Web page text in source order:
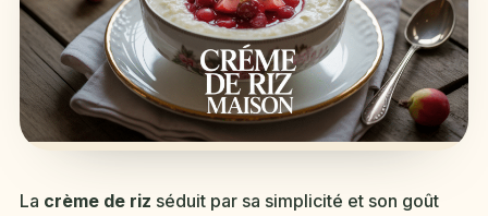
La crème de riz séduit par sa simplicité et son goût